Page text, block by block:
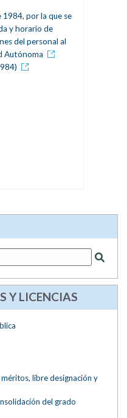
por la que se
y horario de
del personal al
Autónoma
Y LICENCIAS
libre designación y
del grado